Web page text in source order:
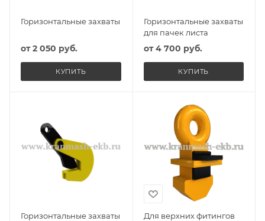
Горизонтальные захваты
от2 050 руб.
КУПИТЬ
Горизонтальные захваты
для пачек листа
от4 700 руб.
КУПИТЬ
Горизонтальные захваты
Для верхних фитингов